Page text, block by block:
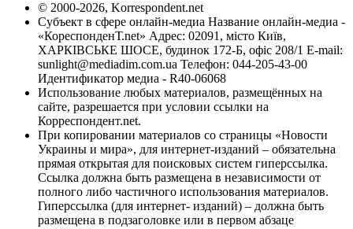
© 2000-2026, Korrespondent.net
Субъект в сфере онлайн-медиа Название онлайн-медиа -
«КореспонденТ.net» Адрес: 02091, місто Київ,
ХАРКІВСЬКЕ ШОСЕ, будинок 172-Б, офіс 208/1 E-mail:
sunlight@mediadim.com.ua Телефон: 044-205-43-00
Идентификатор медиа - R40-06068
Использование любых материалов, размещённых на
сайте, разрешается при условии ссылки на
Корреспондент.net.
При копировании материалов со страницы «Новости
Украины и мира», для интернет-изданий – обязательна
прямая открытая для поисковых систем гиперссылка.
Ссылка должна быть размещена в независимости от
полного либо частичного использования материалов.
Гиперссылка (для интернет- изданий) – должна быть
размещена в подзаголовке или в первом абзаце